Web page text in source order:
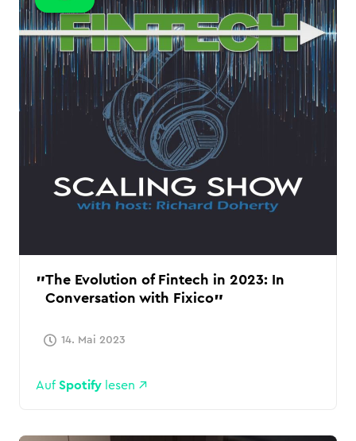
The Evolution of Fintech in 2023: In
Conversation with Fixico
14. Mai 2023
Auf Spotify lesen